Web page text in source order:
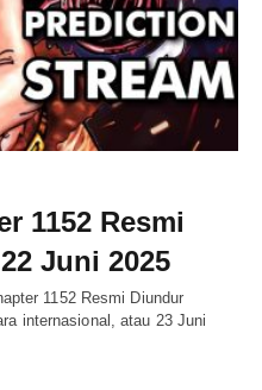
1152 Resmi
Juni 2025
1152 Resmi Diundur
internasional, atau 23 Juni